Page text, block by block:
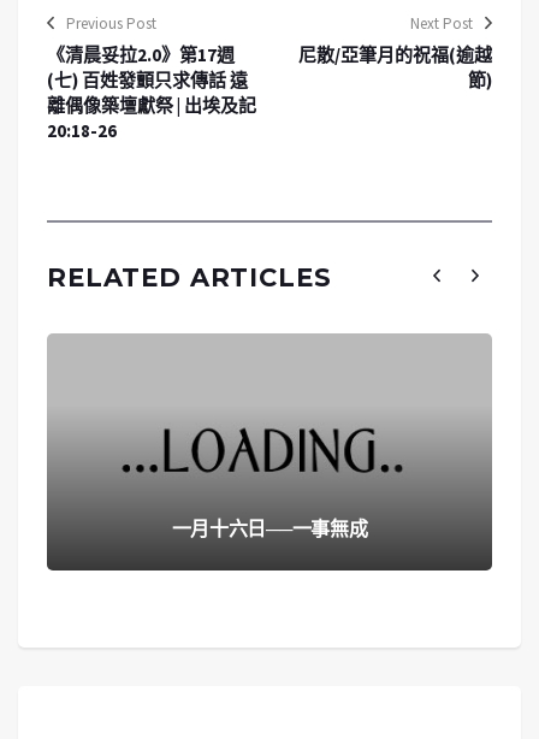
Previous Post
《清晨妥拉2.0》第17週
(七) 百姓發顫只求傳話 遠
離偶像築壇獻祭 | 出埃及記
20:18-26
Next Post
尼散/亞筆月的祝福(逾越
節)
RELATED ARTICLES
一月十六日──一事無成